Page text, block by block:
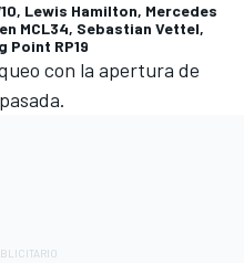
Lewis Hamilton, Mercedes
MCL34, Sebastian Vettel,
Point RP19
con la apertura de